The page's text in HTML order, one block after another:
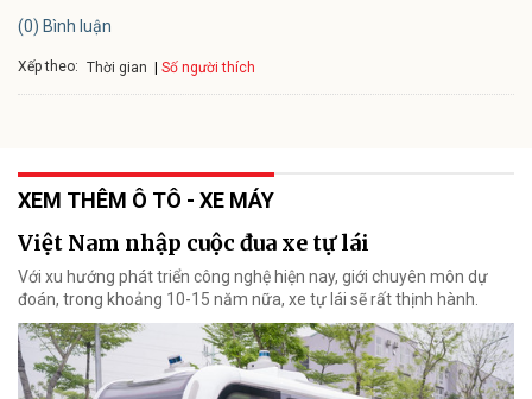
(0) Bình luận
Xếp theo: Thời gian Số người thích
XEM THÊM Ô TÔ - XE MÁY
Việt Nam nhập cuộc đua xe tự lái
Với xu hướng phát triển công nghệ hiện nay, giới chuyên môn dự
đoán, trong khoảng 10-15 năm nữa, xe tự lái sẽ rất thịnh hành.